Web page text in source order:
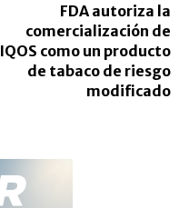
FDA autoriza la
comercialización de
IQOS como un producto
de tabaco de riesgo
modificado